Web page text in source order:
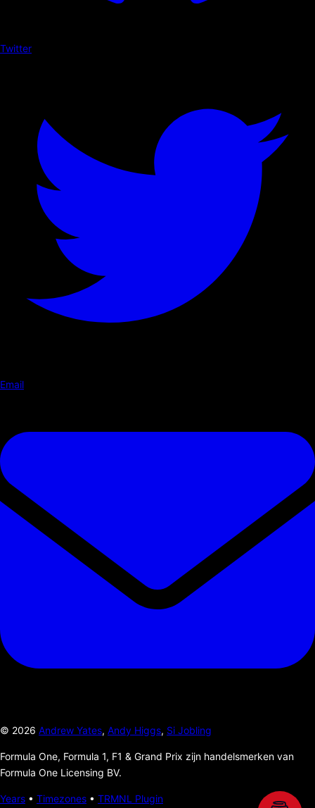
Twitter
Email
© 2026 Andrew Yates, Andy Higgs, Si Jobling
Formula One, Formula 1, F1 & Grand Prix zijn handelsmerken van
Formula One Licensing BV.
Years • Timezones • TRMNL Plugin